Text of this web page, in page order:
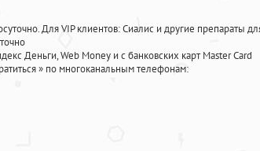
Для VIP клиентов: Сиалис и другие препараты
Деньги, Web Money и с банковских карт Master Card
» по многоканальным телефонам: